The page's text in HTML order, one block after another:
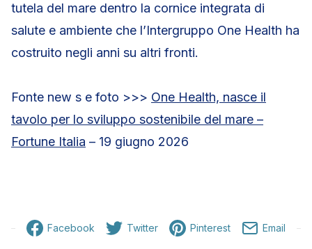
tutela del mare dentro la cornice integrata di
salute e ambiente che l’Intergruppo One Health ha
costruito negli anni su altri fronti.
Fonte new s e foto >>> One Health, nasce il
tavolo per lo sviluppo sostenibile del mare –
Fortune Italia – 19 giugno 2026
Facebook Twitter Pinterest Email